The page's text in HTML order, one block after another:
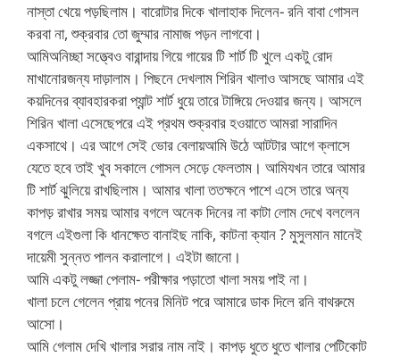
নাস্তা খেয়ে পড়ছিলাম। বারোটার দিকে খালাহাক দিলেন- রনি বাবা গোসল
করবা না, শুক্রবার তো জুম্মার নামাজ পড়ন লাগবো।
আমিঅনিচ্ছা সত্ত্বেও বারান্দায় গিয়ে গায়ের টি শার্ট টি খুলে একটু রোদ
মাখানোরজন্য দাড়ালাম। পিছনে দেখলাম শিরিন খালাও আসছে আমার এই
কয়দিনের ব্যাবহারকরা প্যান্ট শার্ট ধুয়ে তারে টাঙ্গিয়ে দেওয়ার জন্য। আসলে
শিরিন খালা এসেছেপরে এই প্রথম শুক্রবার হওয়াতে আমরা সারাদিন
একসাথে। এর আগে সেই ভোর বেলায়আমি উঠে আটটার আগে ক্লাসে
যেতে হবে তাই খুব সকালে গোসল সেড়ে ফেলতাম। আমিযখন তারে আমার
টি শার্ট ঝুলিয়ে রাখছিলাম। আমার খালা ততক্ষনে পাশে এসে তারে অন্য
কাপড় রাখার সময় আমার বগলে অনেক দিনের না কাটা লোম দেখে বললেন
বগলে এইগুলা কি ধানক্ষেত বানাইছ নাকি, কাটনা ক্যান ? মুসুলমান মানেই
দায়েমী সুন্নত পালন করালাগে। এইটা জানো।
আমি একটু লজ্জা পেলাম- পরীক্ষার পড়াতো খালা সময় পাই না।
খালা চলে গেলেন প্রায় পনের মিনিট পরে আমারে ডাক দিলে রনি বাথরুমে
আসো।
আমি গেলাম দেখি খালার সরার নাম নাই। কাপড় ধুতে ধুতে খালার পেটিকোট